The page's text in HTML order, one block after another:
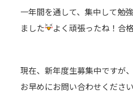
一年間を通して、集中して勉
ました
よく頑張ったね！合
現在、新年度生募集中ですが
お早めにお問い合わせください